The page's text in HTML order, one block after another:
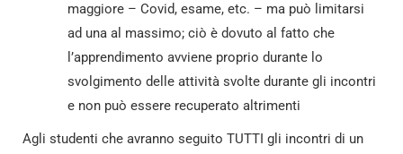
maggiore – Covid, esame, etc. – ma può limitarsi
ad una al massimo; ciò è dovuto al fatto che
l’apprendimento avviene proprio durante lo
svolgimento delle attività svolte durante gli incontri
e non può essere recuperato altrimenti
Agli studenti che avranno seguito TUTTI gli incontri di un